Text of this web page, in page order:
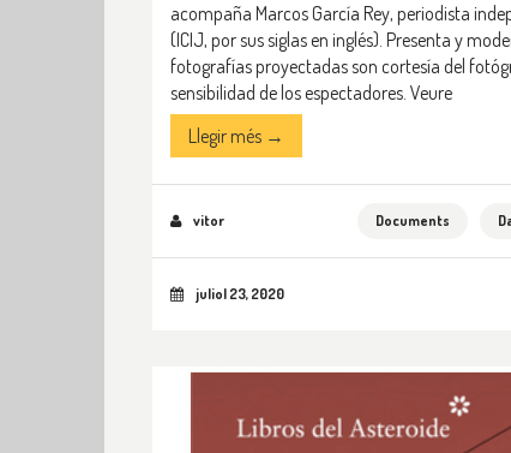
acompaña Marcos García Rey, periodista
(ICIJ, por sus siglas en inglés). Presenta y
fotografías proyectadas son cortesía del
sensibilidad de los espectadores. Veure
Llegir més →
vitor Documents
juliol 23, 2020